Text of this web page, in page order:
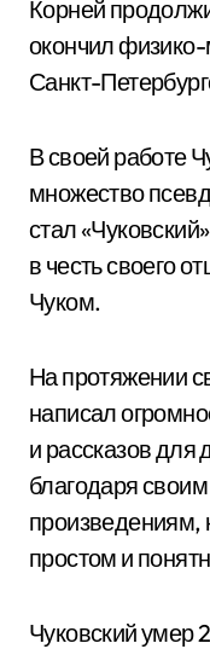
Корней
окончил
Санкт-
В своей работе
множество
стал
в честь своего
Чуком.
На протяжении
написал
и рассказов для
благодаря
произведениям,
простом и
Чуковский умер